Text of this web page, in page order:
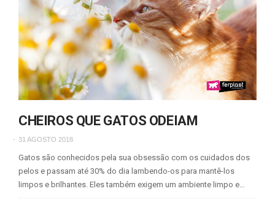
CHEIROS QUE GATOS ODEIAM
31 AGOSTO 2018
Gatos são conhecidos pela sua obsessão com os cuidados dos
pelos e passam até 30% do dia lambendo-os para mantê-los
limpos e brilhantes. Eles também exigem um ambiente limpo e…